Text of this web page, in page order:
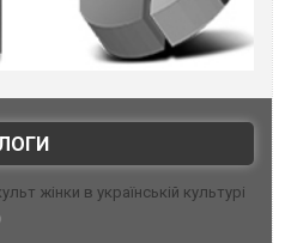
жінки в українській культурі